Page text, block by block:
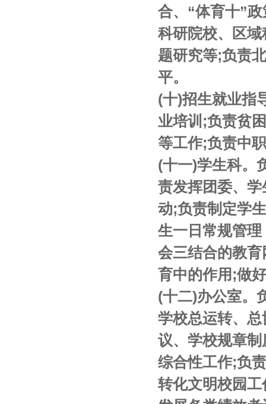
合、“体育十”
科研院校、区
题研究等;负责
平。
(十)招生就业指
业培训;负责贫
等工作;负责中
(十一)学生科。
责发挥团委、
动;负责制定学
生一日常规管
会三结合的教
育中的作用;做
(十二)办公室。
学校总运转、
议、学校规章
综合性工作;负
转化文明校园